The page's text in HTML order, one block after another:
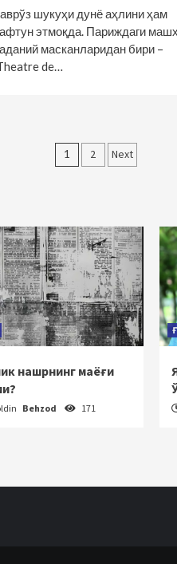
шукуҳи дунё аҳлини ҳам
этмоқда. Париждаги
масканларидан бири –
de…
Maqolalar
1 2 Next
нашрнинг маёғи
Behzod 171